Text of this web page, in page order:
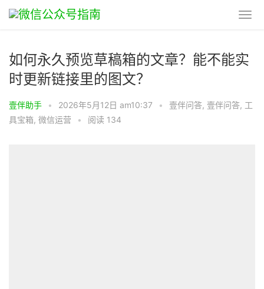
如何永久预览草稿箱的文章？能不能实
时更新链接里的图文？
壹伴助手 • 2026年5月12日 am10:37 • 壹伴问答, 壹伴问答, 工
具宝箱, 微信运营 • 阅读 134